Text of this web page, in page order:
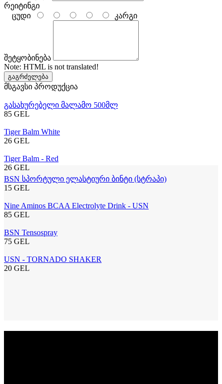
რეიტინგი
ცუდი
კარგი
შეტყობინება
Note: HTML is not translated!
გაგრძელება
მსგავსი პროდუქცია
გასახურებელი მალამო 500მლ
85 GEL
Tiger Balm White
26 GEL
Tiger Balm - Red
26 GEL
BSN სპორტული ელასტიური ბინტი (სტრაპი)
15 GEL
Nine Aminos BCAA Electrolyte Drink - USN
85 GEL
BSN Tensospray
75 GEL
USN - TORNADO SHAKER
20 GEL